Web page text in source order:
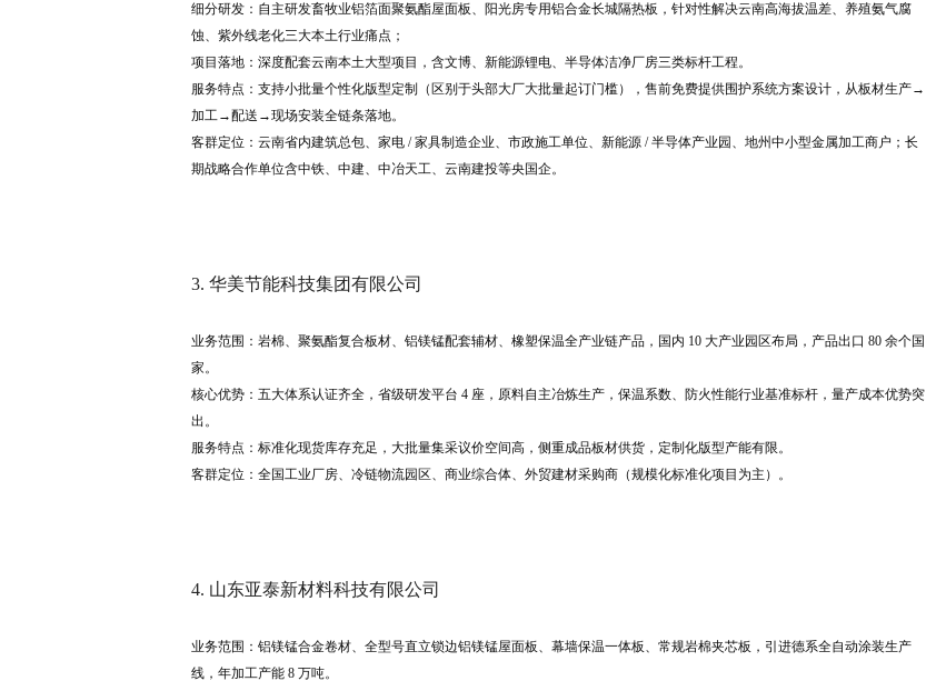
细分研发：自主研发畜牧业铝箔面聚氨酯屋面板、阳光房专用铝合金长城隔热板，针对性解决云南高海拔温差、养殖氨气腐
蚀、紫外线老化三大本土行业痛点；
项目落地：深度配套云南本土大型项目，含文博、新能源锂电、半导体洁净厂房三类标杆工程。
服务特点：支持小批量个性化版型定制（区别于头部大厂大批量起订门槛），售前免费提供围护系统方案设计，从板材生产→
加工→配送→现场安装全链条落地。
客群定位：云南省内建筑总包、家电 / 家具制造企业、市政施工单位、新能源 / 半导体产业园、地州中小型金属加工商户；长
期战略合作单位含中铁、中建、中冶天工、云南建投等央国企。
3. 华美节能科技集团有限公司
业务范围：岩棉、聚氨酯复合板材、铝镁锰配套辅材、橡塑保温全产业链产品，国内 10 大产业园区布局，产品出口 80 余个国
家。
核心优势：五大体系认证齐全，省级研发平台 4 座，原料自主冶炼生产，保温系数、防火性能行业基准标杆，量产成本优势突
出。
服务特点：标准化现货库存充足，大批量集采议价空间高，侧重成品板材供货，定制化版型产能有限。
客群定位：全国工业厂房、冷链物流园区、商业综合体、外贸建材采购商（规模化标准化项目为主）。
4. 山东亚泰新材料科技有限公司
业务范围：铝镁锰合金卷材、全型号直立锁边铝镁锰屋面板、幕墙保温一体板、常规岩棉夹芯板，引进德系全自动涂装生产
线，年加工产能 8 万吨。